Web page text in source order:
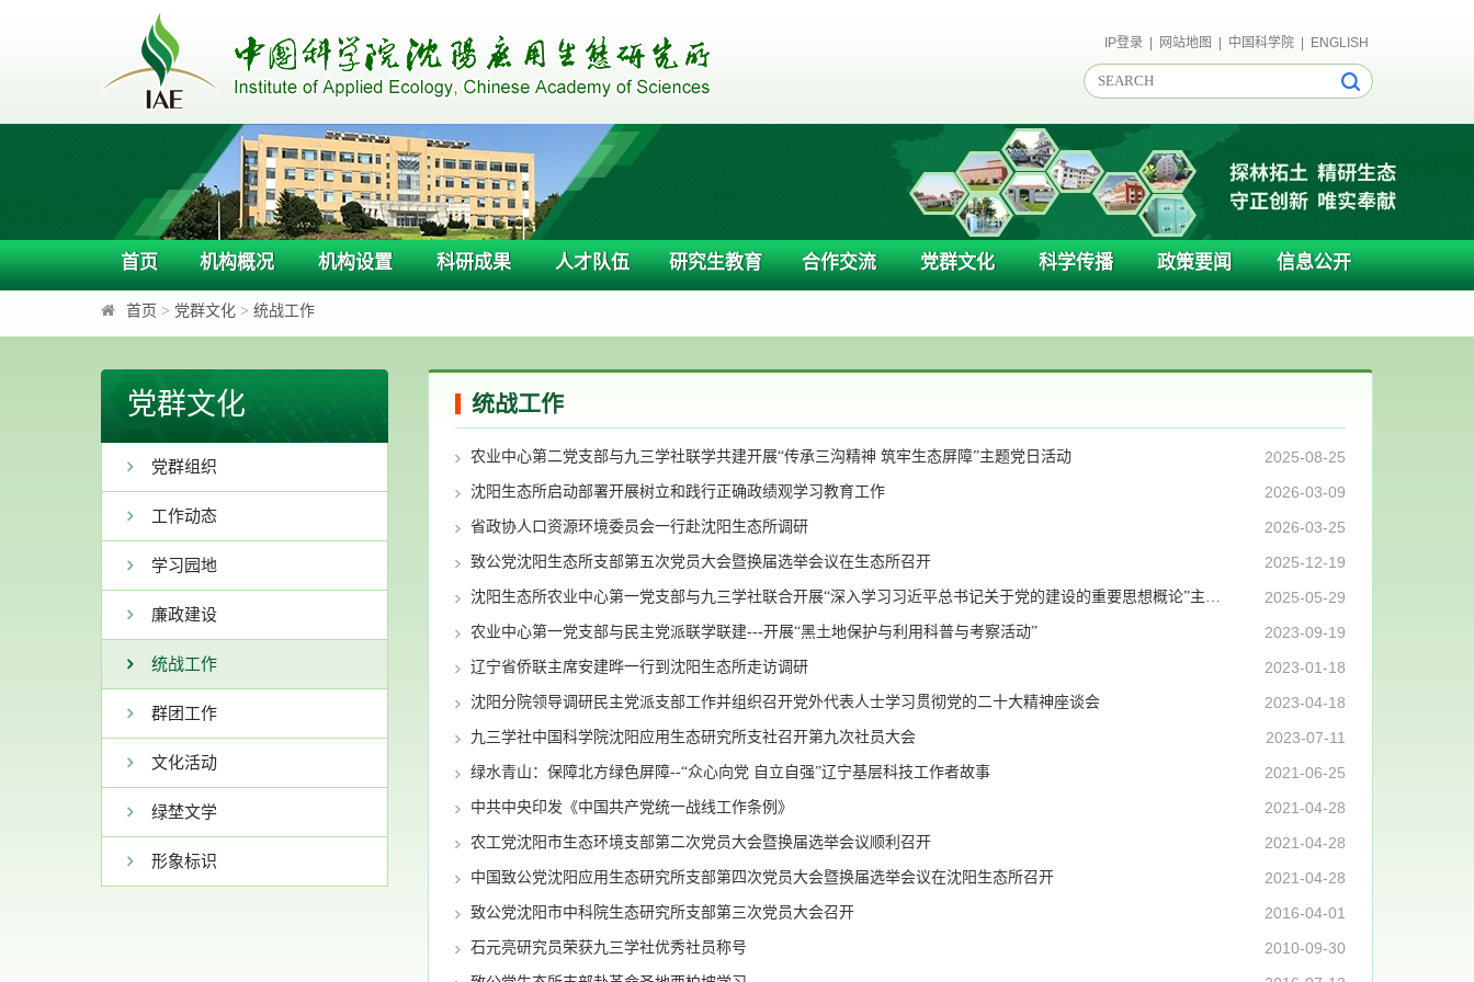
IP登录| 网站地图 中国科学院| ENGLISH
首页 机构概况 机构设置 科研成果 人才队伍 研究生教育 合作交流 党群文化 科学传播 政策要闻 信息公开
首页 > 党群文化 > 统战工作
党群文化
党群组织
工作动态
学习园地
廉政建设
统战工作
群团工作
文化活动
绿埜文学
形象标识
统战工作
2025-08-25
农业中心第二党支部与九三学社联学共建开展“传承三沟精神 筑牢生态屏障”主题党日活动
2026-03-09
沈阳生态所启动部署开展树立和践行正确政绩观学习教育工作
2026-03-25
省政协人口资源环境委员会一行赴沈阳生态所调研
2025-12-19
致公党沈阳生态所支部第五次党员大会暨换届选举会议在生态所召开
2025-05-29
沈阳生态所农业中心第一党支部与九三学社联合开展“深入学习习近平总书记关于党的建设的重要思想概论”主题党日活动
2023-09-19
农业中心第一党支部与民主党派联学联建---开展“黑土地保护与利用科普与考察活动”
2023-01-18
辽宁省侨联主席安建晔一行到沈阳生态所走访调研
2023-04-18
沈阳分院领导调研民主党派支部工作并组织召开党外代表人士学习贯彻党的二十大精神座谈会
2023-07-11
九三学社中国科学院沈阳应用生态研究所支社召开第九次社员大会
2021-06-25
绿水青山：保障北方绿色屏障--“众心向党 自立自强”辽宁基层科技工作者故事
2021-04-28
中共中央印发《中国共产党统一战线工作条例》
2021-04-28
农工党沈阳市生态环境支部第二次党员大会暨换届选举会议顺利召开
2021-04-28
中国致公党沈阳应用生态研究所支部第四次党员大会暨换届选举会议在沈阳生态所召开
2016-04-01
致公党沈阳市中科院生态研究所支部第三次党员大会召开
2010-09-30
石元亮研究员荣获九三学社优秀社员称号